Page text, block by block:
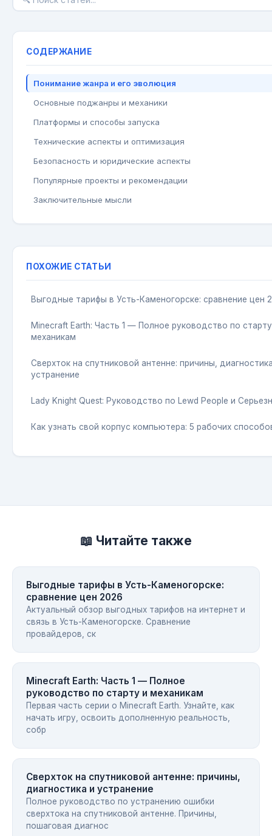
СОДЕРЖАНИЕ
Понимание жанра и его эволюция
Основные поджанры и механики
Платформы и способы запуска
Технические аспекты и оптимизация
Безопасность и юридические аспекты
Популярные проекты и рекомендации
Заключительные мысли
ПОХОЖИЕ СТАТЬИ
Выгодные тарифы в Усть-Каменогорске: сравнение цен
Minecraft Earth: Часть 1 — Полное руководство по
механикам
Сверхток на спутниковой антенне: причины,
устранение
Lady Knight Quest: Руководство по Lewd People и
Как узнать свой корпус компьютера: 5 рабочих
📖 Читайте также
Выгодные тарифы в Усть-Каменогорске:
сравнение цен 2026
Актуальный обзор выгодных тарифов на интернет и
связь в Усть-Каменогорске. Сравнение
провайдеров, ск
Minecraft Earth: Часть 1 — Полное
руководство по старту и механикам
Первая часть серии о Minecraft Earth. Узнайте, как
начать игру, освоить дополненную реальность,
собр
Сверхток на спутниковой антенне: причины,
диагностика и устранение
Полное руководство по устранению ошибки
сверхтока на спутниковой антенне. Причины,
пошаговая диагнос